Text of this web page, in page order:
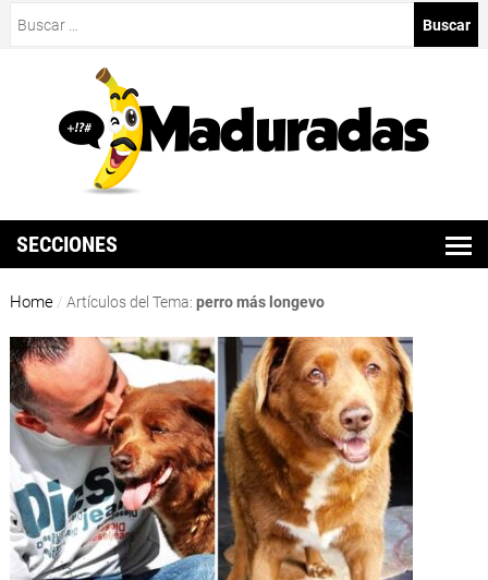
SECCIONES
Home / Artículos del Tema: perro más longevo